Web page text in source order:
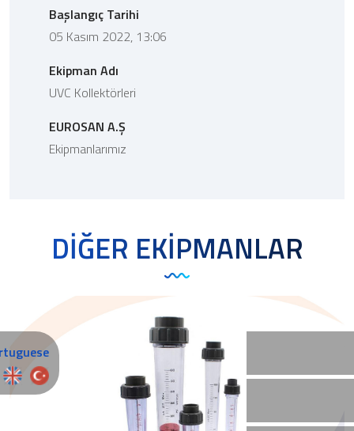
Başlangıç Tarihi
05 Kasım 2022, 13:06
Ekipman Adı
UVC Kollektörleri
EUROSAN A.Ş
Ekipmanlarımız
DİĞER EKİPMANLAR